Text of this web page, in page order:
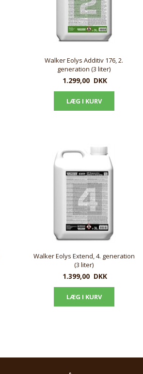
Walker Eolys Additiv 176, 2.
generation (3 liter)
1.299,00 DKK
Walker Eolys Extend, 4. generation
(3 liter)
1.399,00 DKK